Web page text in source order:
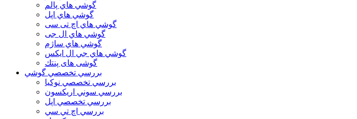
گوشي هاي پالم
گوشي هاي اپل
گوشي هاي اچ تی سی
گوشي هاي ال جی
گوشي هاي ساژم
گوشي هاي جي ال ايكس
گوشی های پنتك
بررسي تخصصي گوشي
بررسي تخصصي نوكيا
بررسي سوني اريكسون
بررسي تخصصي اپل
بررسي اچ تي سي